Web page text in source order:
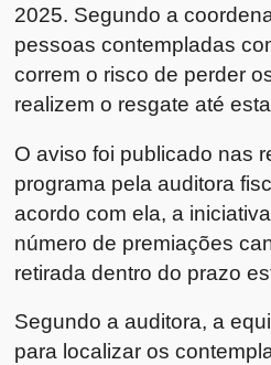
2025. Segundo a
pessoas contempladas
correm o risco de perder
realizem o resgate até
O aviso foi publicado nas
programa pela auditora
acordo com ela, a
número de premiações
retirada dentro do prazo
Segundo a auditora, a
para localizar os